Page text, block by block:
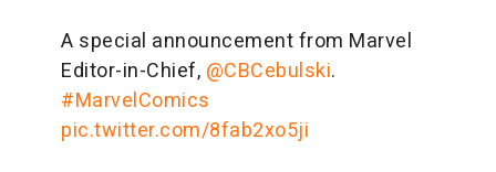
A special announcement from Marvel
Editor-in-Chief, @CBCebulski.
#MarvelComics
pic.twitter.com/8fab2xo5ji